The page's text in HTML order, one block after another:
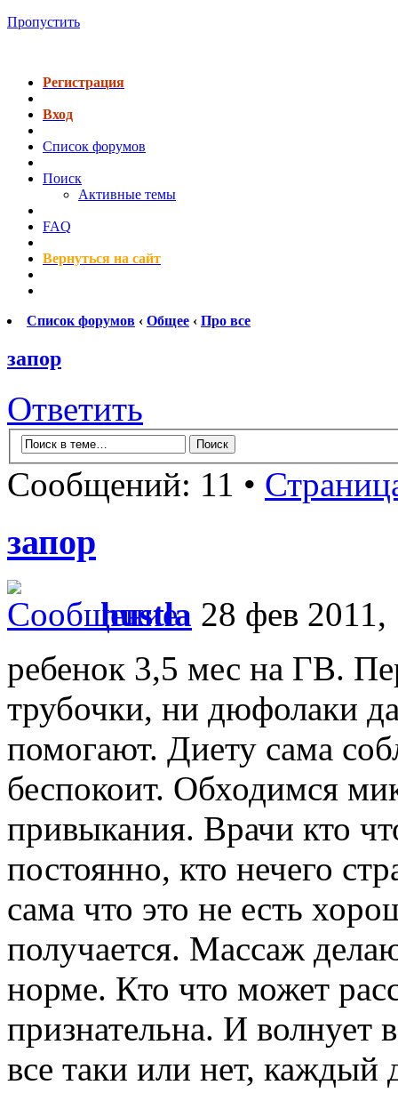
Пропустить
Регистрация
Вход
Список форумов
Поиск
Активные темы
FAQ
Вернуться на сайт
Список форумов ‹ Общее ‹ Про все
запор
Ответить
Сообщений: 11 •
запор
hustla 28 фев 2011,
ребенок 3,5 мес на ГВ.
трубочки, ни дюфолаки
помогают. Диету сама
беспокоит. Обходимся
привыкания. Врачи кто
постоянно, кто нечего
сама что это не есть
получается. Массаж
норме. Кто что может
признательна. И волнует
все таки или нет,